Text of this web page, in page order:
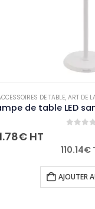
PALETTISABLE
DE TABLE, ART DE
€ HT
110.14€
AJOUTER